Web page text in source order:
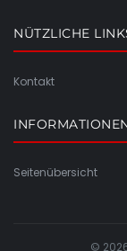
NÜTZLICHE
Kontakt
Seitenübersicht
©